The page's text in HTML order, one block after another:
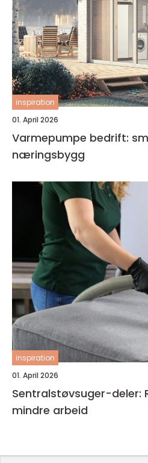
inspiration
01. April 2026
Varmepumpe bedrift:
næringsbygg
inspiration
01. April 2026
Sentralstøvsuger-deler:
mindre arbeid